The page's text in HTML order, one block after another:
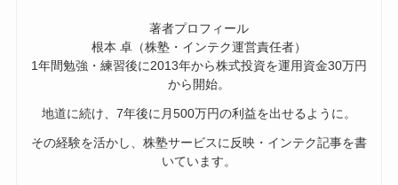
著者プロフィール
根本 卓（株塾・インテク運営責任者）
1年間勉強・練習後に2013年から株式投資を運用資金30万円
から開始。
地道に続け、7年後に月500万円の利益を出せるように。
その経験を活かし、株塾サービスに反映・インテク記事を書
いています。